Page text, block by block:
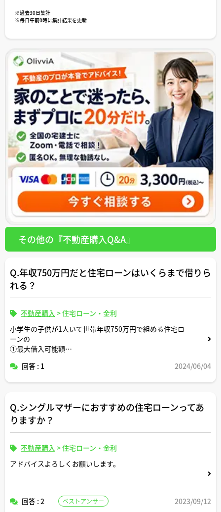
※過去30日集計
※毎日午前0時に集計結果を更新
その他の『不動産購入Q&A』
Q.年収750万円だと住宅ローンはいくらまで借りら
れる？
不動産購入 >住宅ローン・金利
小学生の子供が1人いて世帯年収750万円で組める住宅ロ
ーンの
①最大借入可能額
③生活切り詰めて頑張ればギリギリ返せる借入金額
回答 : 1 2024/06/04
Q.シングルマザーにおすすめの住宅ローンってあ
りますか？
不動産購入 >住宅ローン・金利
アドバイスよろしくお願いします。
回答 : 2 ベストアンサー 2023/09/12